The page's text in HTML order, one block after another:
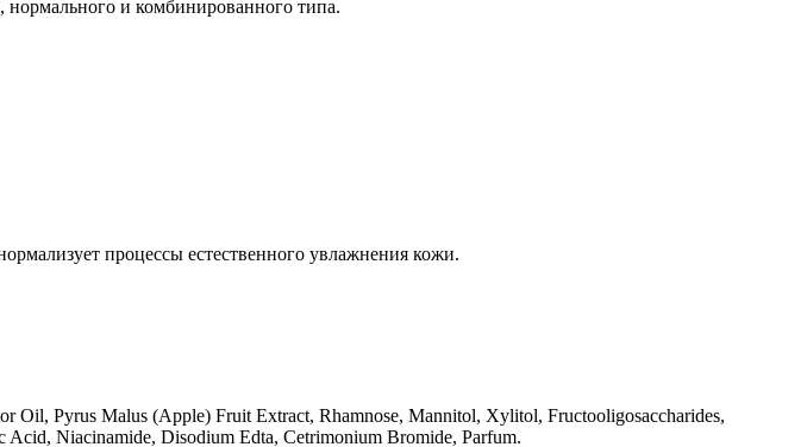
нормального и комбинированного типа.
процессы естественного увлажнения кожи.
Oil, Pyrus Malus (Apple) Fruit Extract, Rhamnose, Mannitol, Xylitol, Fructooligosaccharides,
Niacinamide, Disodium Edta, Cetrimonium Bromide, Parfum.